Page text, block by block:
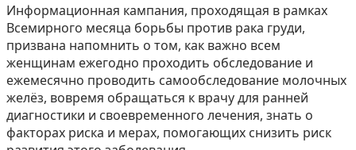
Информационная кампания, проходящая в рамках
Всемирного месяца борьбы против рака груди,
призвана напомнить о том, как важно всем
женщинам ежегодно проходить обследование и
ежемесячно проводить самообследование молочных
желёз, вовремя обращаться к врачу для ранней
диагностики и своевременного лечения, знать о
факторах риска и мерах, помогающих снизить риск